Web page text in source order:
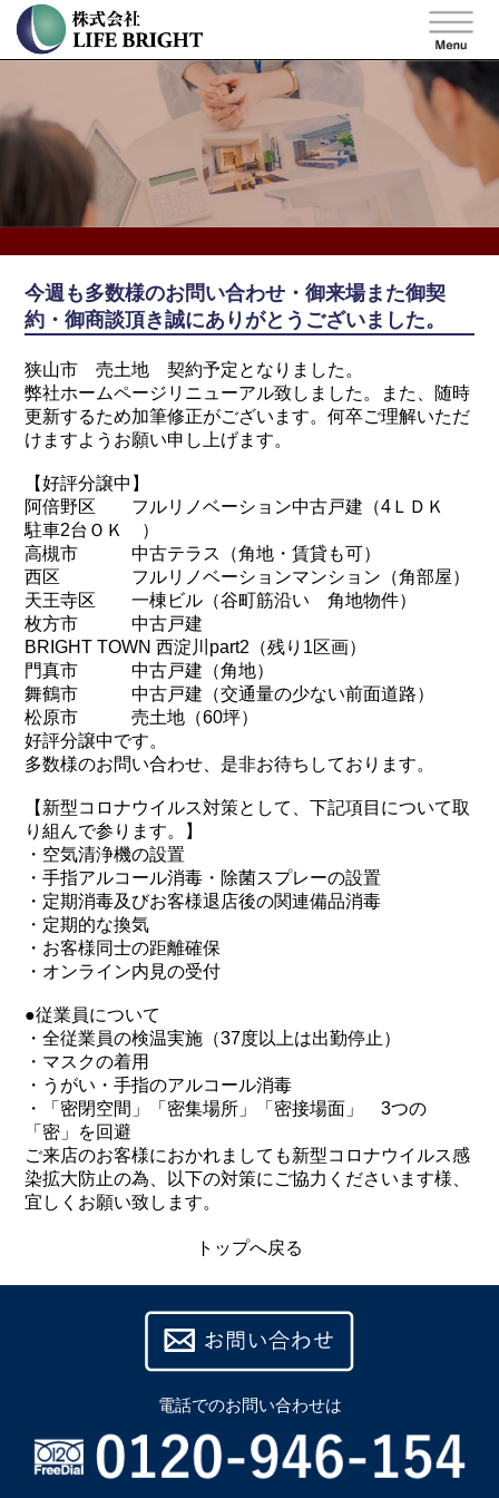
今週も多数様のお問い合わせ・御来場また御契
約・御商談頂き誠にありがとうございました。
狭山市 売土地 契約予定となりました。
弊社ホームページリニューアル致しました。また、随時
更新するため加筆修正がございます。何卒ご理解いただ
けますようお願い申し上げます。
【好評分譲中】
阿倍野区 フルリノベーション中古戸建（4ＬＤＫ
駐車2台ＯＫ ）
高槻市 中古テラス（角地・賃貸も可）
西区 フルリノベーションマンション（角部屋）
天王寺区 一棟ビル（谷町筋沿い 角地物件）
枚方市 中古戸建
BRIGHT TOWN 西淀川part2（残り1区画）
門真市 中古戸建（角地）
舞鶴市 中古戸建（交通量の少ない前面道路）
松原市 売土地（60坪）
好評分譲中です。
多数様のお問い合わせ、是非お待ちしております。
【新型コロナウイルス対策として、下記項目について取
り組んで参ります。】
・空気清浄機の設置
・手指アルコール消毒・除菌スプレーの設置
・定期消毒及びお客様退店後の関連備品消毒
・定期的な換気
・お客様同士の距離確保
・オンライン内見の受付
●従業員について
・全従業員の検温実施（37度以上は出勤停止）
・マスクの着用
・うがい・手指のアルコール消毒
・「密閉空間」「密集場所」「密接場面」 3つの
「密」を回避
ご来店のお客様におかれましても新型コロナウイルス感
染拡大防止の為、以下の対策にご協力くださいます様、
宜しくお願い致します。
トップへ戻る
電話でのお問い合わせは